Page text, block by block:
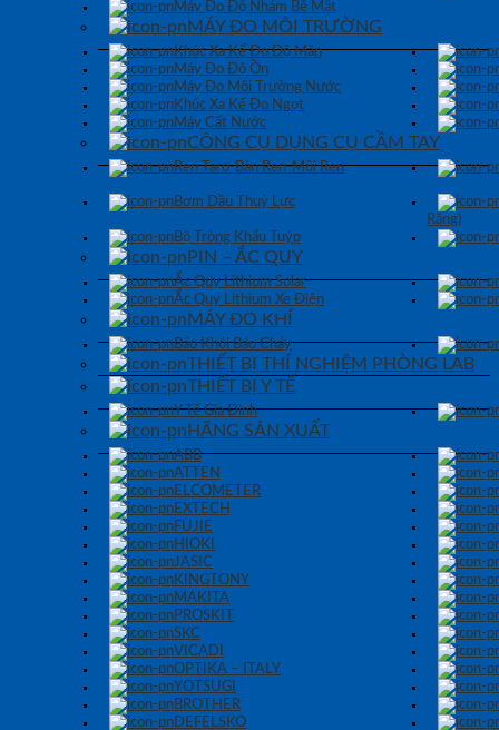
Máy Đo Độ Nhám Bề Mặt
MÁY ĐO MÔI TRƯỜNG
Khúc Xạ Kế Đo Độ Mặn
Máy Đo Độ Ồn
Máy Đo Môi Trường Nước
Khúc Xạ Kế Đo Ngọt
Máy Cất Nước
CÔNG CỤ DỤNG CỤ CẦM TAY
Ren Taro-Bàn Ren-Mũi Ren
Bơm Dầu Thuỷ Lực
Răng)
Bộ Tròng Khẩu Tuýp
PIN – ẮC QUY
Ắc Quy Lithium Solar
Ắc Quy Lithium Xe Điện
MÁY ĐO KHÍ
Báo Khói Báo Cháy
THIẾT BỊ THÍ NGHIỆM PHÒNG LAB
THIẾT BỊ Y TẾ
Y Tế Gia Đình
HÃNG SẢN XUẤT
ABB
ATTEN
ELCOMETER
EXTECH
FUJIE
HIOKI
JASIC
KINGTONY
MAKITA
PROSKIT
SKC
VICADI
OPTIKA – ITALY
YOTSUGI
BROTHER
DEFELSKO